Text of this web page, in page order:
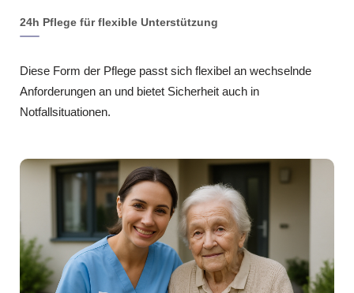
24h Pflege für flexible Unterstützung
Diese Form der Pflege passt sich flexibel an wechselnde
Anforderungen an und bietet Sicherheit auch in
Notfallsituationen.